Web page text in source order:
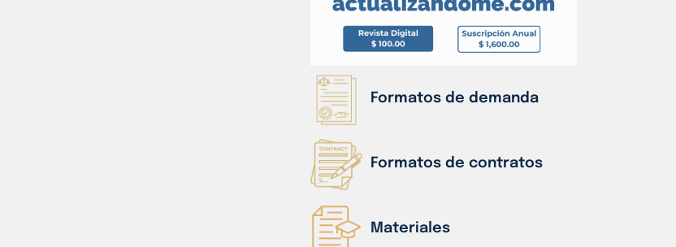
Formatos de demanda
Formatos de contratos
Materiales